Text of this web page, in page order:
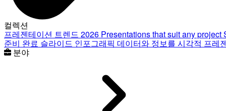
컬렉션
프레젠테이션 트렌드 2026 Presentations that suit any project
준비 완료 슬라이드 인포그래픽 데이터와 정보를 시각적 프레
분야